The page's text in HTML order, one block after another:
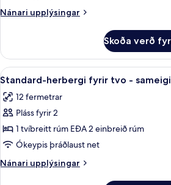
sameiginlegt
sjávarsýn
Nánari upplýsingar
Nánari
herbergi
með
tvíbreiðu
sameiginlegt
-
sjávarsýn
Skoða verð
Skoða
allar
myndir
fyrir
Standard-
herbergi
fyrir
tvo
15
Standard-herbergi fyrir tvo -
12 fermetrar
Pláss fyrir 2
1 tvíbreitt rúm EÐA 2 einbreið rúm
Ókeypis þráðlaust net
Nánari upplýsingar
Nánari